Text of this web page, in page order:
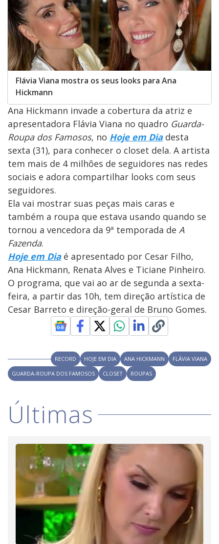
Flávia Viana mostra os seus looks para Ana
Hickmann
Ana Hickmann invade a cobertura da atriz e
apresentadora Flávia Viana no quadro Guarda-
Roupa dos Famosos, no Hoje em Diadesta
sexta (31), para conhecer o closet dela. A artista
tem mais de 4 milhões de seguidores nas redes
sociais e adora compartilhar looks com seus
seguidores.
Ela vai mostrar suas peças mais caras e
também a roupa que estava usando quando se
tornou a vencedora da 9ª temporada de A
Fazenda.
Hoje em Diaé apresentado por Cesar Filho,
Ana Hickmann, Renata Alves e Ticiane Pinheiro.
O programa, que vai ao ar de segunda a sexta-
feira, a partir das 10h, tem direção artística de
Cesar Barreto e direção-geral de Bruno Gomes.
RECORD HOJE EM DIA ANA HICKMANN
FLÁVIA VIANA
GUARDA-ROUPA DOS FAMOSOS
CLOSET ROUPAS
Últimas